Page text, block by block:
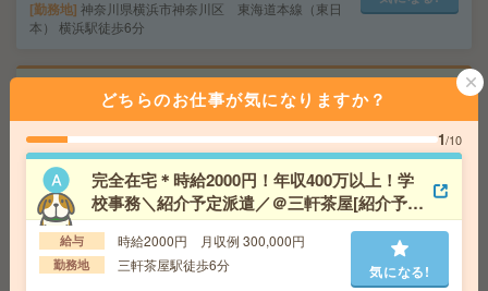
勤務地 神奈川県横浜市神奈川区 東海道本線（東日
本） 横浜駅徒歩6分
初めての事務に！時給1800円！サービス関連会社で＊PD
F化・書類照合など[派遣]
給 与 時給1800円＋交 【月収例】270,000円～ ■
給与の前払いが可能な速払いサービスあり
交通費 交通費支給あり
勤務地 千葉県千葉市美浜区 京葉線 海浜幕張駅徒歩
気になる!
どちらのお仕事が気になりますか？
1/10
完全在宅＊時給2000円！年収400万以上！学
校事務＼紹介予定派遣／＠三軒茶屋[紹介予定
派遣]
給与 時給2000円 月収例 300,000円
勤務地 三軒茶屋駅徒歩6分 気になる!